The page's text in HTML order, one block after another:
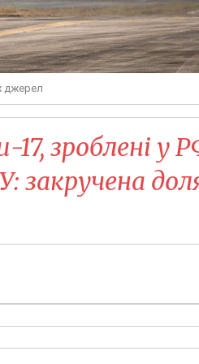
джерел
17, зроблені у
закручена